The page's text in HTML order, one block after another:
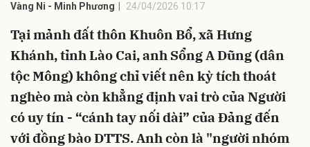
Vàng Ni - Minh Phương 24/04/2026 10:17
Tại mảnh đất thôn Khuôn Bổ, xã Hưng
Khánh, tỉnh Lào Cai, anh Sổng A Dũng (dân
tộc Mông) không chỉ viết nên kỳ tích thoát
nghèo mà còn khẳng định vai trò của Người
có uy tín - “cánh tay nối dài” của Đảng đến
với đồng bào DTTS. Anh còn là "người nhóm
Hủy